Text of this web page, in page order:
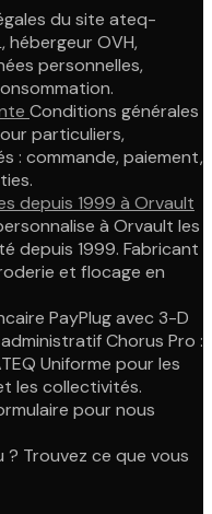
du site ateq-
hébergeur OVH,
personnelles,
Conditions générales
particuliers,
: commande, paiement,
depuis 1999 à Orvault
à Orvault les
depuis 1999. Fabricant
et flocage en
PayPlug avec 3-D
Chorus Pro :
Uniforme pour les
les collectivités.
pour nous
Trouvez ce que vous